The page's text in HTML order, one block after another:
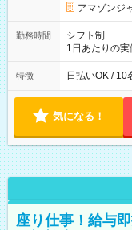
です。
アマゾンジ
勤務時間
シフト制
1日あたりの
特徴 日払いOK / 10
気になる！
座り仕事！給与